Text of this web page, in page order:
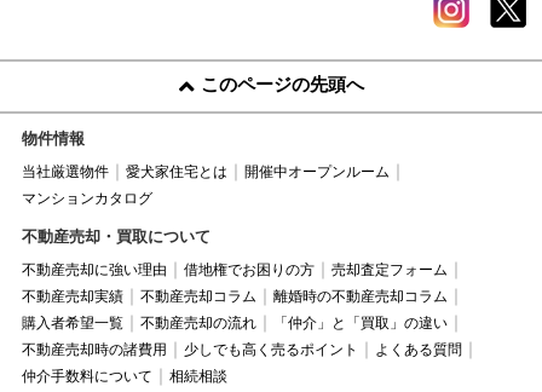
このページの先頭へ
物件情報
当社厳選物件 愛犬家住宅とは
開催中オープンルーム
マンションカタログ
不動産売却・買取について
不動産売却に強い理由 借地権でお困りの方
売却査定フォーム
不動産売却実績
不動産売却コラム
離婚時の不動産売却コラム
購入者希望一覧
不動産売却の流れ
「仲介」と「買取」の違い
不動産売却時の諸費用
少しでも高く売るポイント
よくある質問
仲介手数料について
相続相談